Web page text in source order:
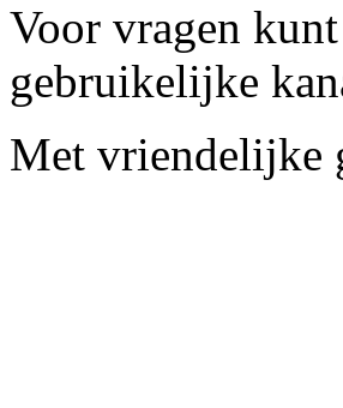
Voor vragen
gebruikelijke
Met vriendelijke